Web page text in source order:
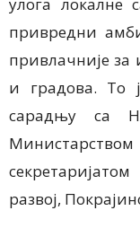
привредни
привлачније
и градова. То
сарадњу са
развој,